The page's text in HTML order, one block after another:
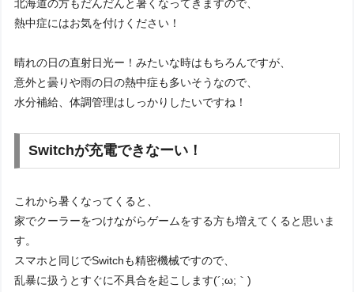
北海道の方もだんだんと暑くなってきますので、
熱中症にはお気を付けください！
晴れの日の直射日光ー！みたいな時はもちろんですが、
意外と曇りや雨の日の熱中症も多いそうなので、
水分補給、体調管理はしっかりしたいですね！
Switchが充電できなーい！
これから暑くなってくると、
家でクーラーをつけながらゲームをする方も増えてくると思いま
す。
スマホと同じでSwitchも精密機械ですので、
乱暴に扱うとすぐに不具合を起こします(´;ω;｀)